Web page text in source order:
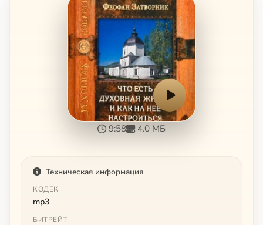
9:58 4.0 МБ
Техническая информация
КОДЕК
mp3
БИТРЕЙТ